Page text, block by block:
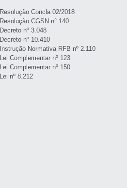
Resolução Concla 02/2018
Resolução CGSN n° 140
Decreto nº 3.048
Decreto nº 10.410
Instrução Normativa RFB nº 2.110
Lei Complementar nº 123
Lei Complementar nº 150
Lei nº 8.212